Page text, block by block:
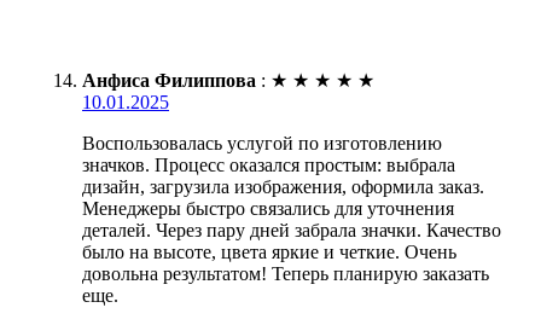
Анфиса Филиппова : ★ ★ ★ ★ ★
10.01.2025
Воспользовалась услугой по изготовлению
значков. Процесс оказался простым: выбрала
дизайн, загрузила изображения, оформила заказ.
Менеджеры быстро связались для уточнения
деталей. Через пару дней забрала значки. Качество
было на высоте, цвета яркие и четкие. Очень
довольна результатом! Теперь планирую заказать
еще.